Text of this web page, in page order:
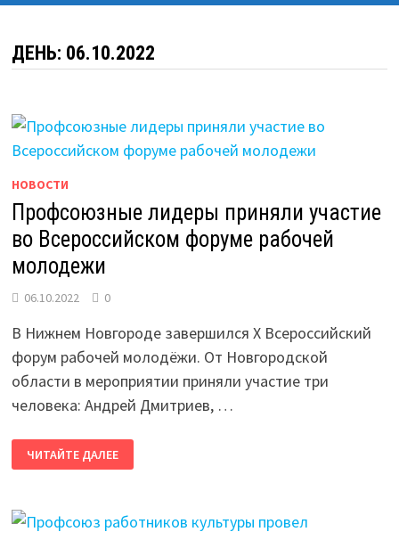
ДЕНЬ: 06.10.2022
НОВОСТИ
Профсоюзные лидеры приняли участие
во Всероссийском форуме рабочей
молодежи
06.10.2022 0
В Нижнем Новгороде завершился X Всероссийский
форум рабочей молодёжи. От Новгородской
области в мероприятии приняли участие три
человека: Андрей Дмитриев, …
ПРОФСОЮЗНЫЕ
ЛИДЕРЫ
ПРИНЯЛИ
ФОРУМЕ
РАБОЧЕЙ
ЧИТАЙТЕ ДАЛЕЕ